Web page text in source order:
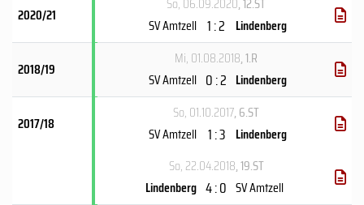
2020/21
SV Amtzell 1 : 2 Lindenberg
2018/19
Mi, 01.08.2018, 1.R
SV Amtzell 0 : 2 Lindenberg
2017/18
So, 01.10.2017, 6.ST
SV Amtzell 1 : 3 Lindenberg
So, 22.04.2018, 19.ST
Lindenberg 4 : 0 SV Amtzell